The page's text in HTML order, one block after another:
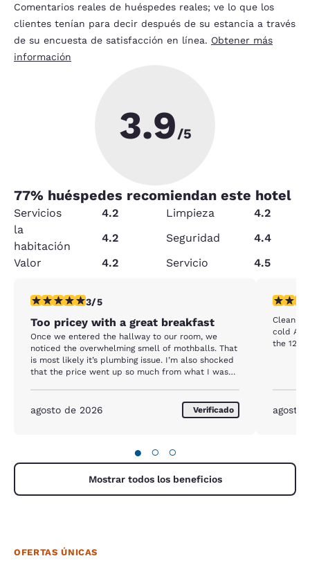
Comentarios reales de huéspedes reales; ve lo que los
clientes tenían para decir después de su estancia a través
de su encuesta de satisfacción en línea. Obtener más
información
3.9/5
77% huéspedes recomiendan este hotel
Servicios 4.2 Limpieza
4.2
la
habitación
4.2 Seguridad
4.4
Valor
4.2 Servicio 4.5
calificación de 3 estrellas. Feria. 1 reseña
3/5
Too pricey with a great breakfast
Once we entered the hallway to our room, we
noticed the overwhelming smell of mothballs. That
is most likely it’s plumbing issue. I’m also shocked
that the price went up so much from what I was
agosto de 2026 Verificado
Clean.
cold A/C. Pleasant local staff. Perfect
the 127
agosto
● ○ ○
Mostrar todos los beneficios
OFERTAS ÚNICAS